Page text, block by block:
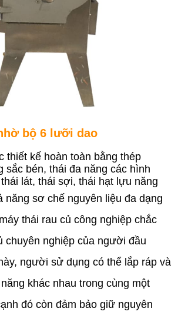
bộ 6 lưỡi dao
thiết kế hoàn toàn bằng thép
sắc bén, thái đa năng các hình
lát, thái sợi, thái hạt lựu năng
năng sơ chế nguyên liệu đa dạng
thái rau củ công nghiệp chắc
chuyên nghiệp của người đầu
người sử dụng có thể lắp ráp và
khác nhau trong cùng một
đó còn đảm bảo giữ nguyên